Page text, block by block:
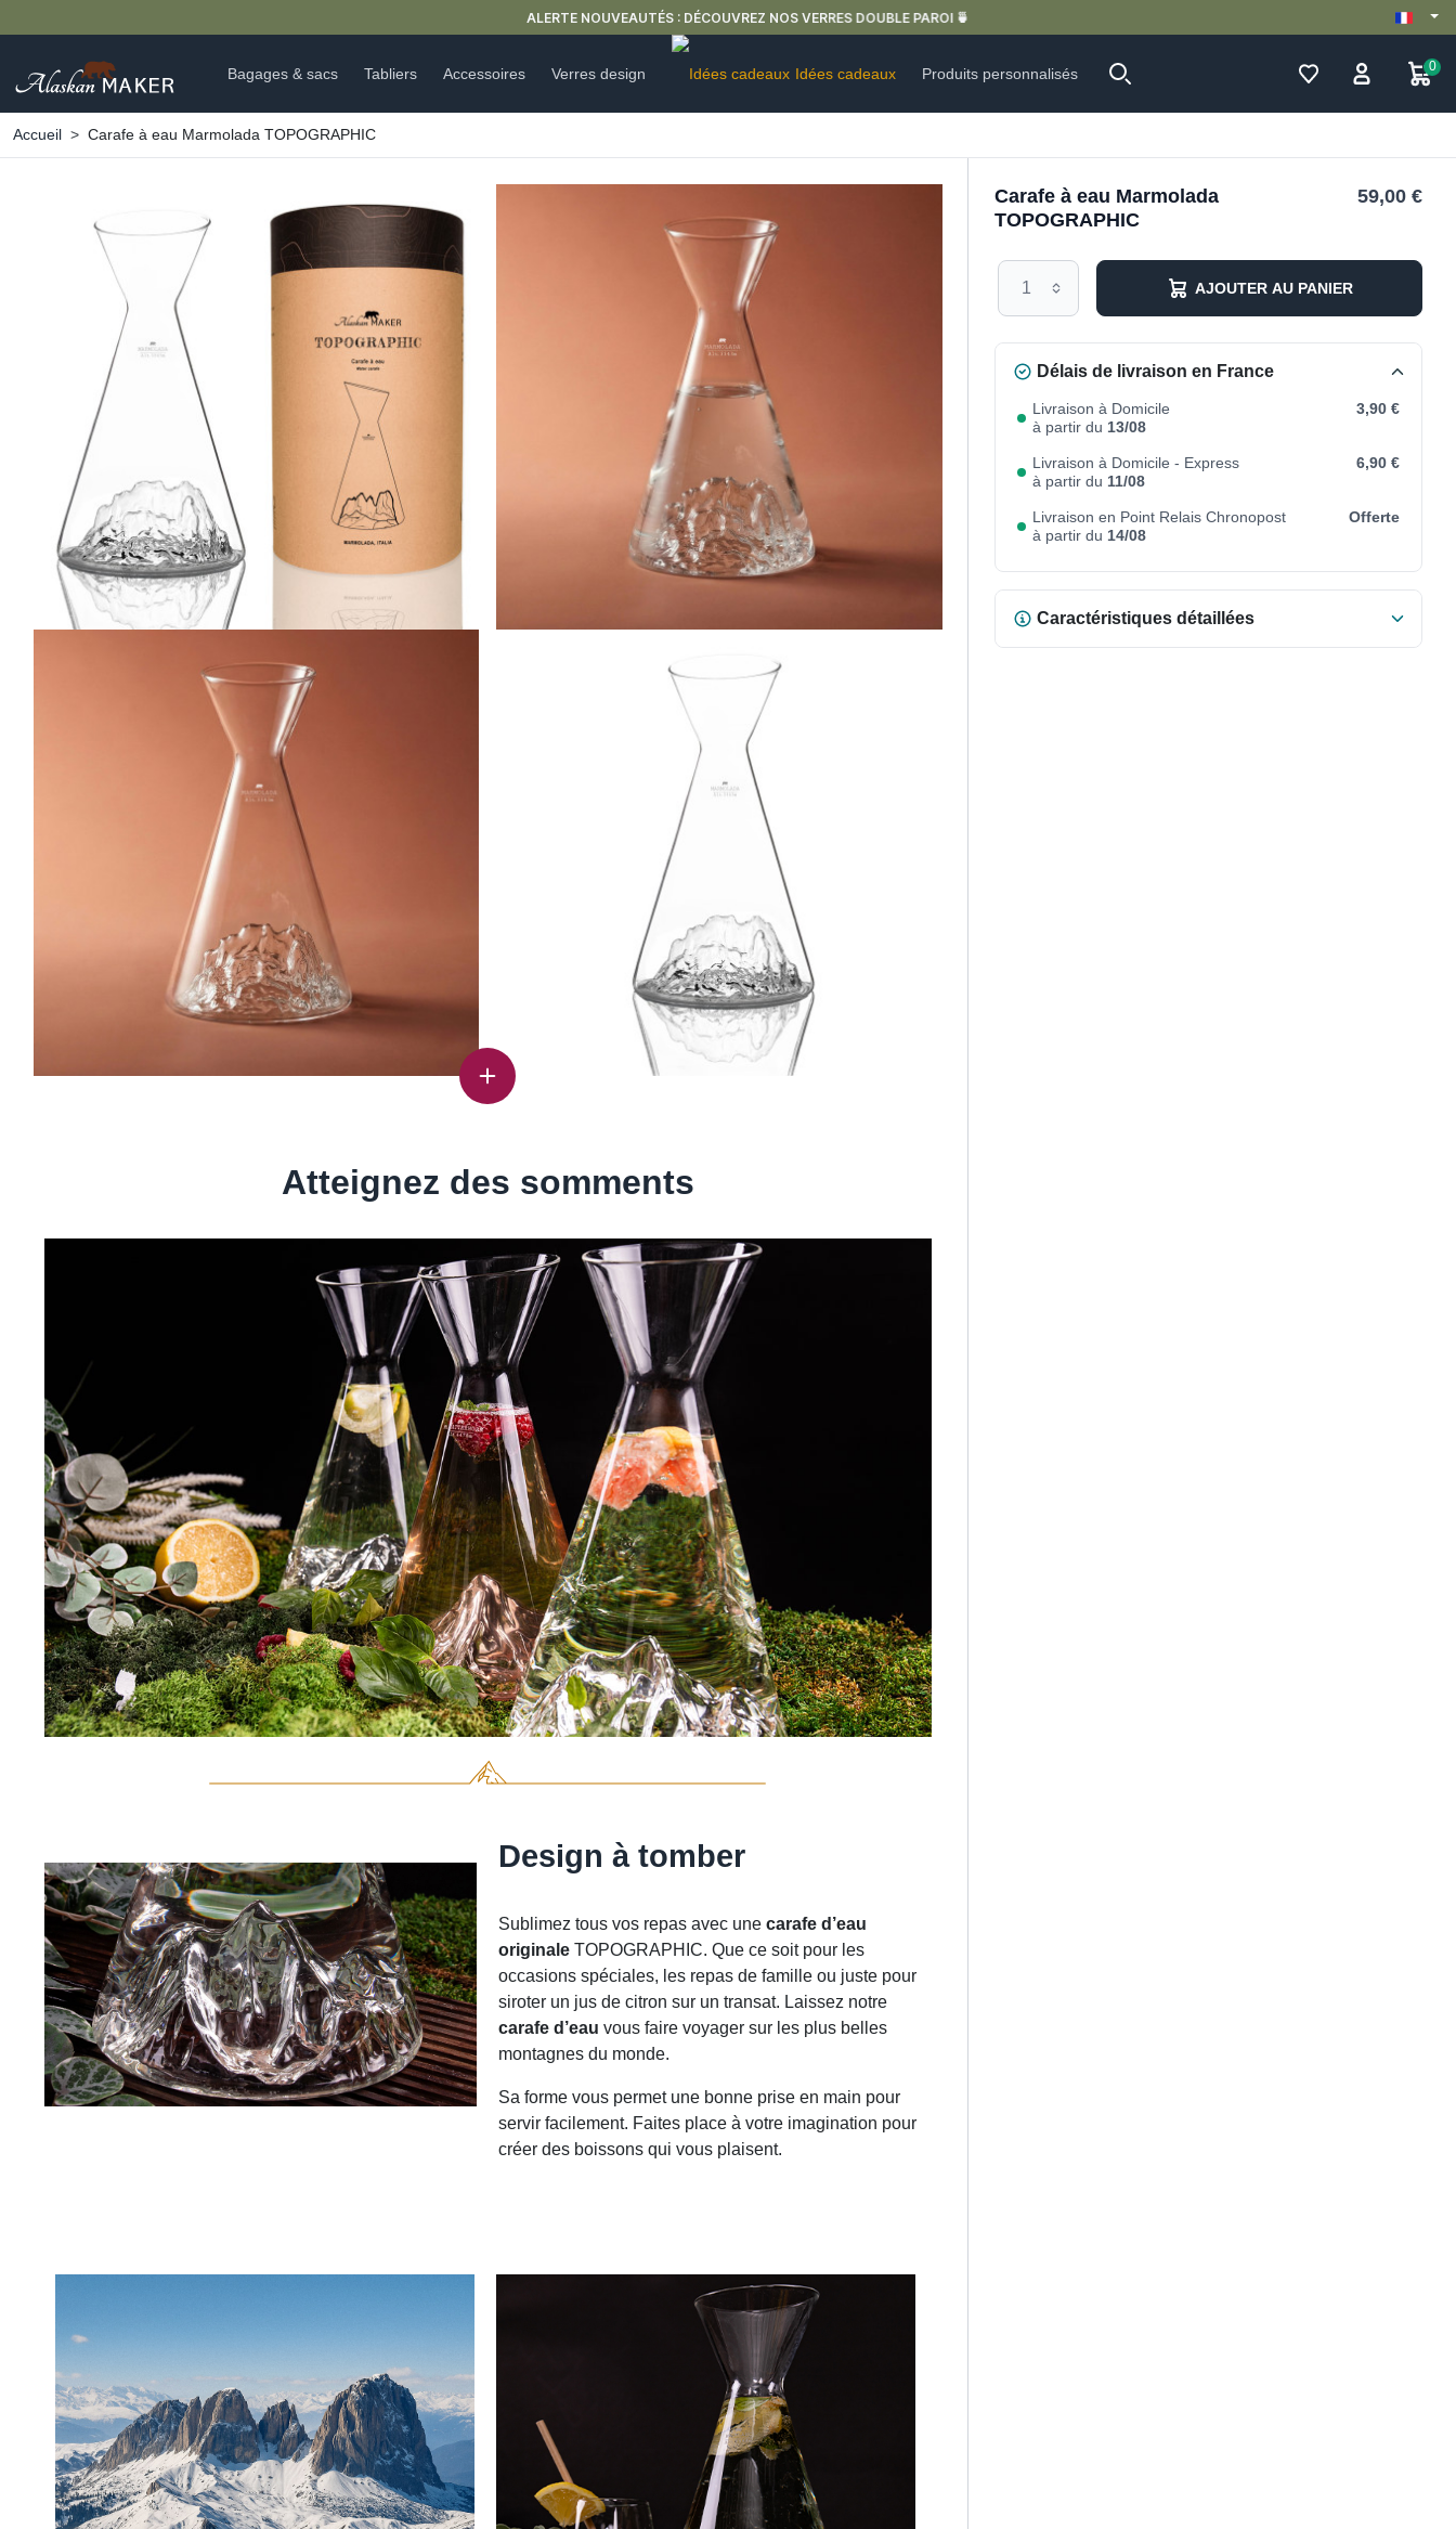
ALERTE NOUVEAUTÉS : DÉCOUVREZ NOS VERRES DOUBLE PAROI 🍵
Bagages & sacs Tabliers Accessoires Verres design Idées cadeaux Produits personnalisés 0
Accueil Carafe à eau Marmolada TOPOGRAPHIC
Carafe à eau Marmolada
TOPOGRAPHIC
59,00 €
AJOUTER AU PANIER
Délais de livraison en France
Livraison à Domicile
à partir du 13/08
3,90 €
Livraison à Domicile - Express
à partir du 11/08
6,90 €
Livraison en Point Relais Chronopost
à partir du 14/08
Offerte
Caractéristiques détaillées
Atteignez des somments
Design à tomber
Sublimez tous vos repas avec unecarafe d’eau
originale TOPOGRAPHIC. Que ce soit pour les
occasions spéciales, les repas de famille ou juste pour
siroter un jus de citron sur un transat. Laissez notre
carafe d’eau vous faire voyager sur les plus belles
montagnes du monde.
Sa forme vous permet une bonne prise en main pour
servir facilement. Faites place à votre imagination pour
créer des boissons qui vous plaisent.